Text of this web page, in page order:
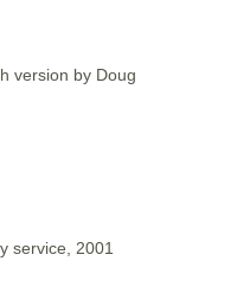
version by Doug
service, 2001